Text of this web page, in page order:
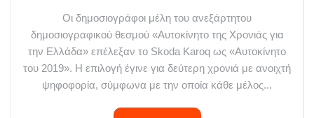
Oι δημοσιογράφοι μέλη του ανεξάρτητου
δημοσιογραφικού θεσμού «Αυτοκίνητο της Χρονιάς για
την Ελλάδα» επέλεξαν το Skoda Karoq ως «Αυτοκίνητο
του 2019». Η επιλογή έγινε για δεύτερη χρονιά με ανοιχτή
ψηφοφορία, σύμφωνα με την οποία κάθε μέλος...